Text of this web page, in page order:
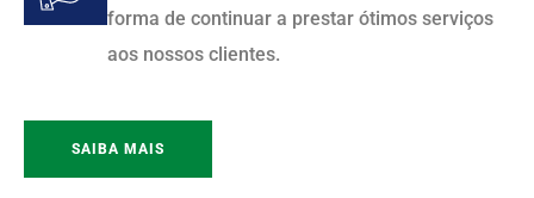
forma de continuar a prestar ótimos serviços
aos nossos clientes.
SAIBA MAIS